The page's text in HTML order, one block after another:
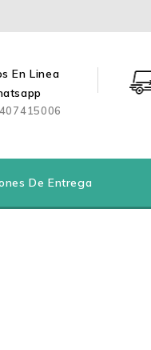
En Linea
De Entrega